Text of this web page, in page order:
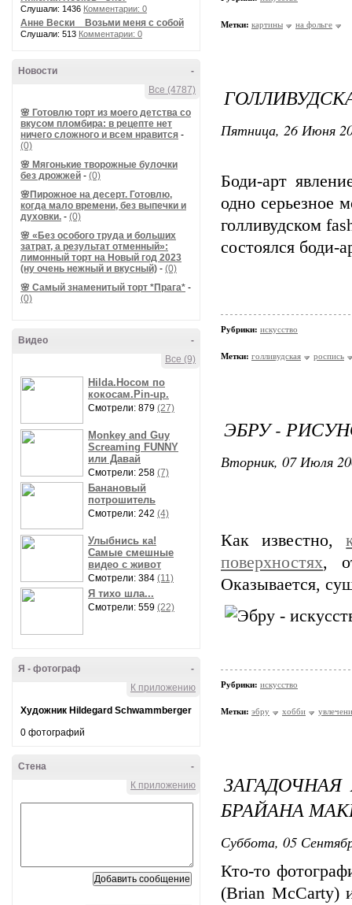
Слушали: 1436 Комментарии: 0
Анне Вески _ Возьми меня с собой
Слушали: 513 Комментарии: 0
-
Новости
Все (4787)
🌸 Готовлю торт из моего детства со
вкусом пломбира: в рецепте нет
ничего сложного и всем нравится -
(0)
🌸 Мягонькие творожные булочки
без дрожжей - (0)
🌸Пирожное на десерт. Готовлю,
когда мало времени, без выпечки и
духовки. - (0)
🌸 «Без особого труда и больших
затрат, а результат отменный»:
лимонный торт на Новый год 2023
(ну очень нежный и вкусный) - (0)
🌸 Самый знаменитый торт *Прага* -
(0)
-
Видео
Все (9)
Hilda.Носом по
кокосам.Pin-up.
Смотрели: 879 (27)
Monkey and Guy
Screaming FUNNY
или Давай
Смотрели: 258 (7)
Банановый
потрошитель
Смотрели: 242 (4)
Улыбнись ка!
Самые смешные
видео с живот
Смотрели: 384 (11)
Я тихо шла...
Смотрели: 559 (22)
-
Я - фотограф
К приложению
Художник Hildegard Schwammberger
0 фотографий
-
Стена
К приложению
Метки: картины на фольге
Пятница, 26 Июня
Боди-арт
одно серьезное
голливудском
состоялся боди-
Рубрики: искусство
Метки: голливудская роспись
ЭБРУ -
Вторник, 07 Июля
Как известно,
поверхностях,
Оказывается,
Рубрики: искусство
Метки: эбру хобби
БРАЙАНА
Суббота, 05
Кто-то
(Brian McCarty)